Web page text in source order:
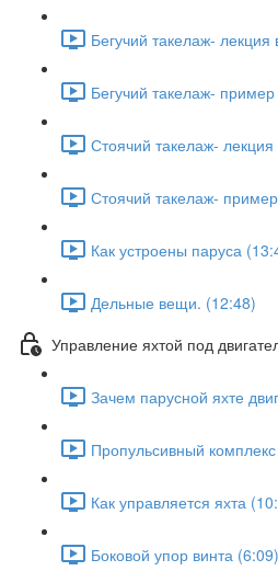
Бегучий такелаж- лекция
Бегучий такелаж-
Стоячий такелаж-
Стоячий такелаж-
Как устроены паруса
Дельные вещи. (12:48)
Управление яхтой под
Зачем парусной яхте
Пропульсивный
Как управляется яхта
Боковой упор винта (6:09)